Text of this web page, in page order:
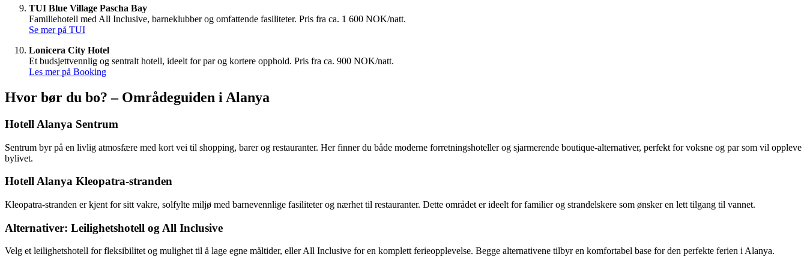
TUI Blue Village Pascha Bay
Familiehotell med All Inclusive, barneklubber og omfattende fasiliteter. Pris fra ca. 1 600 NOK/natt.
Se mer på TUI
Lonicera City Hotel
Et budsjettvennlig og sentralt hotell, ideelt for par og kortere opphold. Pris fra ca. 900 NOK/natt.
Les mer på Booking
Hvor bør du bo? – Områdeguiden i Alanya
Hotell Alanya Sentrum
Sentrum byr på en livlig atmosfære med kort vei til shopping, barer og restauranter. Her finner du både moderne forretningshoteller og sjarmerende boutique-alternativer, perfekt for voksne og par som vil oppleve
bylivet.
Hotell Alanya Kleopatra-stranden
Kleopatra-stranden er kjent for sitt vakre, solfylte miljø med barnevennlige fasiliteter og nærhet til restauranter. Dette området er ideelt for familier og strandelskere som ønsker en lett tilgang til vannet.
Alternativer: Leilighetshotell og All Inclusive
Velg et leilighetshotell for fleksibilitet og mulighet til å lage egne måltider, eller All Inclusive for en komplett ferieopplevelse. Begge alternativene tilbyr en komfortabel base for den perfekte ferien i Alanya.